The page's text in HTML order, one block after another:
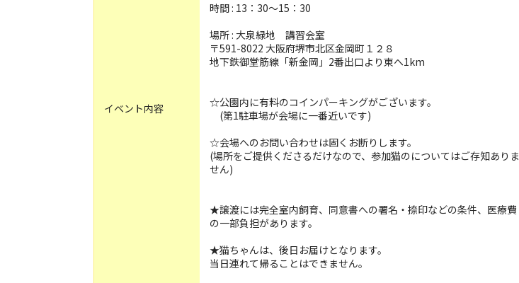
イベント内容
時間 : 13：30〜15：30
場所 : 大泉緑地 講習会室
〒591-8022 大阪府堺市北区金岡町１２８
地下鉄御堂筋線「新金岡」2番出口より東へ1km
☆公園内に有料のコインパーキングがございます。
(第1駐車場が会場に一番近いです)
☆会場へのお問い合わせは固くお断りします。
(場所をご提供くださるだけなので、参加猫のについてはご存知ありま
せん)
★譲渡には完全室内飼育、同意書への署名・捺印などの条件、医療費
の一部負担があります。
★猫ちゃんは、後日お届けとなります。
当日連れて帰ることはできません。